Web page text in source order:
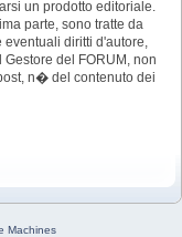
un prodotto editoriale.
parte, sono tratte da
diritti d'autore,
del FORUM, non
n� del contenuto dei
Machines